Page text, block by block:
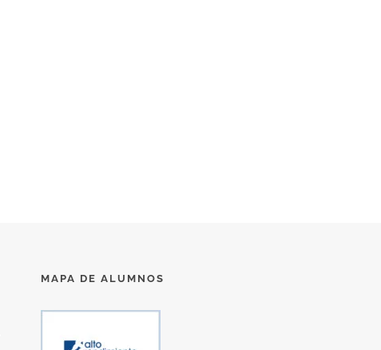
MAPA DE ALUMNOS